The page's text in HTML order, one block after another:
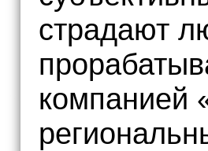
страдают
компанией